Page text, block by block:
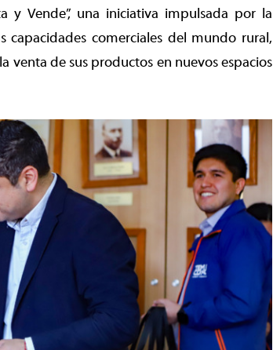
y Vende”, una iniciativa impulsada por la
capacidades comerciales del mundo rural,
venta de sus productos en nuevos espacios